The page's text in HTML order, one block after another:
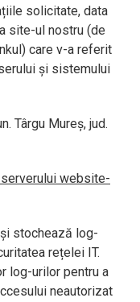
solicitate, data
site-ul nostru (de
care v-a referit
și sistemului
Târgu Mureș, jud.
website-
stochează log-
rețelei IT.
log-urilor pentru a
neautorizat